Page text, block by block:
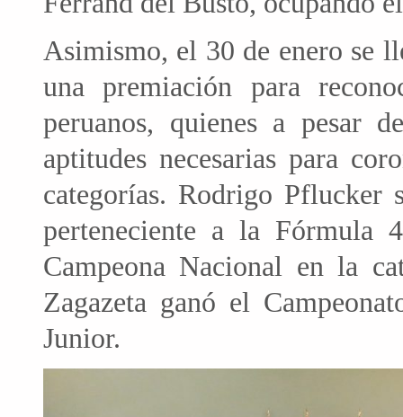
Asimismo, el 30 de enero se
una premiación para
peruanos, quienes a pesar
aptitudes necesarias para
categorías. Rodrigo Pflucker
perteneciente a la Fórmula
Campeona Nacional en la
Zagazeta ganó el
Junior.